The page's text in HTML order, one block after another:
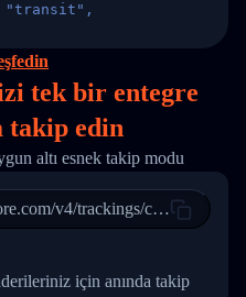
2,
"",
[
"2017-03-08 04: 22: 00",
"Departed
"Departed Facility
"2017-03-06 15:28:00",
"Shipment
tek bir entegre
takip edin
altı esnek takip modu
v4/trackings/create
için anında takip